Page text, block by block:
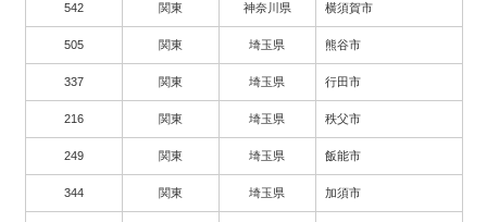
542 関東 神奈川県 横須賀市
505 関東 埼玉県 熊谷市
337 関東 埼玉県 行田市
216 関東 埼玉県 秩父市
249 関東 埼玉県 飯能市
344 関東 埼玉県 加須市